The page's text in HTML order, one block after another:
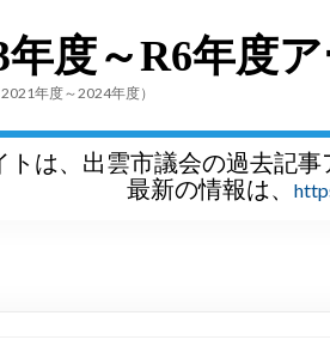
度～R6年度
年度～2024年度）
トは、出雲市議会の過去記
最新の情報は、